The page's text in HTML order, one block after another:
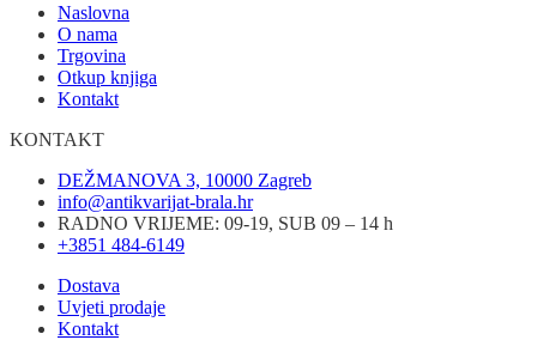
Naslovna
O nama
Trgovina
Otkup knjiga
Kontakt
KONTAKT
DEŽMANOVA 3, 10000 Zagreb
info@antikvarijat-brala.hr
RADNO VRIJEME: 09-19, SUB 09 – 14 h
+3851 484-6149
Dostava
Uvjeti prodaje
Kontakt